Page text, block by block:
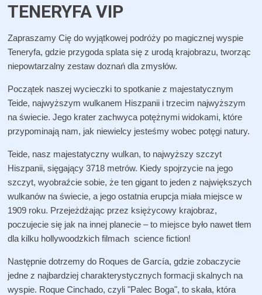
TENERYFA VIP
Zapraszamy Cię do wyjątkowej podróży po magicznej wyspie
Teneryfa, gdzie przygoda splata się z urodą krajobrazu, tworząc
niepowtarzalny zestaw doznań dla zmysłów.
Początek naszej wycieczki to spotkanie z majestatycznym
Teide, najwyższym wulkanem Hiszpanii i trzecim najwyższym
na świecie. Jego krater zachwyca potężnymi widokami, które
przypominają nam, jak niewielcy jesteśmy wobec potęgi natury.
Teide, nasz majestatyczny wulkan, to najwyższy szczyt
Hiszpanii, sięgający 3718 metrów. Kiedy spojrzycie na jego
szczyt, wyobraźcie sobie, że ten gigant to jeden z największych
wulkanów na świecie, a jego ostatnia erupcja miała miejsce w
1909 roku. Przejeżdżając przez księżycowy krajobraz,
poczujecie się jak na innej planecie – to miejsce było nawet tłem
dla kilku hollywoodzkich filmach science fiction!
Następnie dotrzemy do Roques de García, gdzie zobaczycie
jedne z najbardziej charakterystycznych formacji skalnych na
wyspie. Roque Cinchado, czyli "Palec Boga", to skała, która